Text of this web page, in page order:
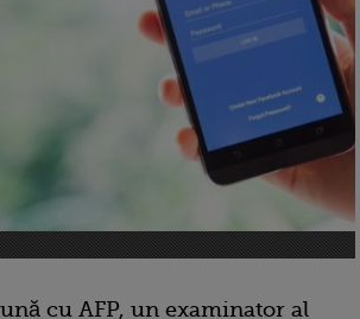
cu AFP, un examinator al